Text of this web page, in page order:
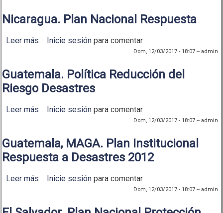
Nicaragua. Plan Nacional Respuesta
Leer más sobre Nicaragua. Plan Nacional Respuesta
Inicie sesión para comentar
Dom, 12/03/2017 - 18:07-- admin
Guatemala. Política Reducción del
Riesgo Desastres
Leer más sobre Guatemala. Política Reducción del Riesgo
Inicie sesión para comentar
Dom, 12/03/2017 - 18:07-- admin
Guatemala, MAGA. Plan Institucional
Respuesta a Desastres 2012
Leer más sobre Guatemala, MAGA. Plan Institucional
Respuesta a Desastres 2012
Inicie sesión para comentar
Dom, 12/03/2017 - 18:07-- admin